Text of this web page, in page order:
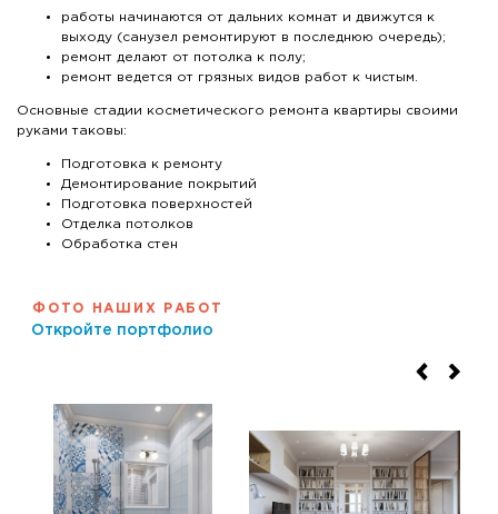
работы начинаются от дальних комнат и движутся к
выходу (санузел ремонтируют в последнюю очередь);
ремонт делают от потолка к полу;
ремонт ведется от грязных видов работ к чистым.
Основные стадии косметического ремонта квартиры своими
руками таковы:
Подготовка к ремонту
Демонтирование покрытий
Подготовка поверхностей
Отделка потолков
Обработка стен
ФОТО НАШИХ РАБОТ
Откройте портфолио